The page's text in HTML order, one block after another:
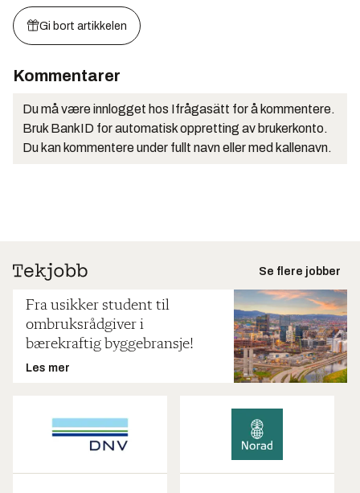
Gi bort artikkelen
Kommentarer
Du må være innlogget hos Ifrågasätt for å kommentere.
Bruk BankID for automatisk oppretting av brukerkonto.
Du kan kommentere under fullt navn eller med kallenavn.
Se flere jobber
Fra usikker student til
ombruksrådgiver i
bærekraftig byggebransje!
Les mer